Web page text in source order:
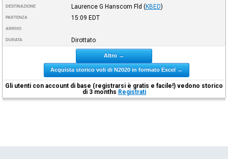
DESTINAZIONE Laurence G Hanscom Fld (KBED)
PARTENZA 15:09 EDT
ARRIVO
DURATA Dirottato
Altro →
Acquista storico voli di N2020 in formato Excel →
Gli utenti con account di base (registrarsi è gratis e facile!) vedono storico
di 3 months Registrati